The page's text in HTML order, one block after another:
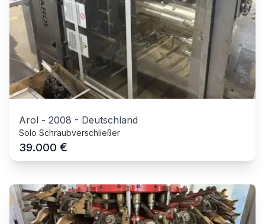
Arol - 2008 - Deutschland
Solo Schraubverschließer
39.000 €